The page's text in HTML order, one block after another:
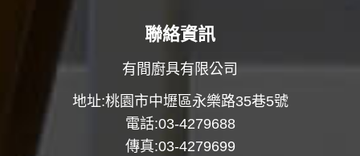
聯絡資訊
有間廚具有限公司
地址:桃園市中壢區永樂路35巷5號
電話:03-4279688
傳真:03-4279699